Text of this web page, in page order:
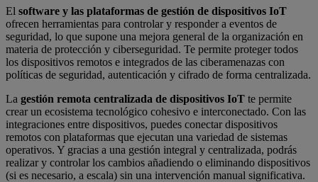
El software y las plataformas de gestión de dispositivos IoT
ofrecen herramientas para controlar y responder a eventos de
seguridad, lo que supone una mejora general de la organización en
materia de protección y ciberseguridad. Te permite proteger todos
los dispositivos remotos e integrados de las ciberamenazas con
políticas de seguridad, autenticación y cifrado de forma centralizada.
La gestión remota centralizada de dispositivos IoT te permite
crear un ecosistema tecnológico cohesivo e interconectado. Con las
integraciones entre dispositivos, puedes conectar dispositivos
remotos con plataformas que ejecutan una variedad de sistemas
operativos. Y gracias a una gestión integral y centralizada, podrás
realizar y controlar los cambios añadiendo o eliminando dispositivos
(si es necesario, a escala) sin una intervención manual significativa.